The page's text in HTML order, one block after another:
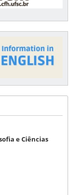
e Ciências